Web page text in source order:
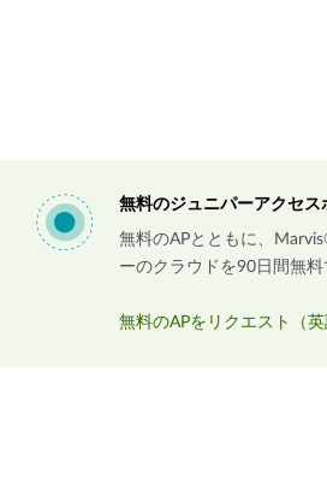
無料のジュニパーアクセス
無料のAPとともに、
ーのクラウドを90日間無料
無料のAPをリクエスト（英